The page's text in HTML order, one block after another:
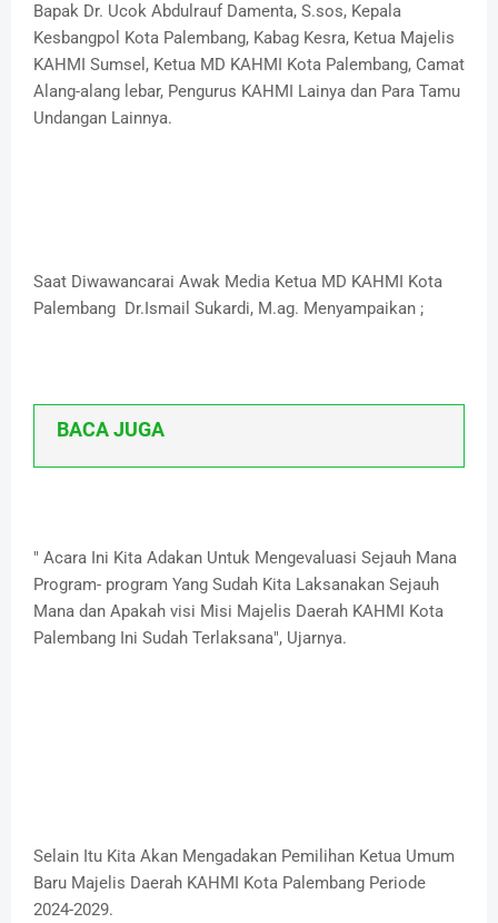
Bapak Dr. Ucok Abdulrauf Damenta, S.sos, Kepala
Kesbangpol Kota Palembang, Kabag Kesra, Ketua Majelis
KAHMI Sumsel, Ketua MD KAHMI Kota Palembang, Camat
Alang-alang lebar, Pengurus KAHMI Lainya dan Para Tamu
Undangan Lainnya.
Saat Diwawancarai Awak Media Ketua MD KAHMI Kota
Palembang Dr.Ismail Sukardi, M.ag. Menyampaikan ;
BACA JUGA
" Acara Ini Kita Adakan Untuk Mengevaluasi Sejauh Mana
Program- program Yang Sudah Kita Laksanakan Sejauh
Mana dan Apakah visi Misi Majelis Daerah KAHMI Kota
Palembang Ini Sudah Terlaksana", Ujarnya.
Selain Itu Kita Akan Mengadakan Pemilihan Ketua Umum
Baru Majelis Daerah KAHMI Kota Palembang Periode
2024-2029.